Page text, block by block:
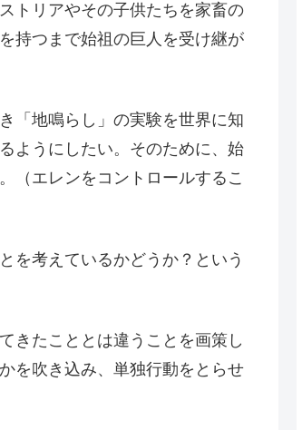
トリアやその子供たちを家畜の
持つまで始祖の巨人を受け継が
「地鳴らし」の実験を世界に知
ようにしたい。そのために、始
（エレンをコントロールするこ
を考えているかどうか？という
きたこととは違うことを画策し
を吹き込み、単独行動をとらせ